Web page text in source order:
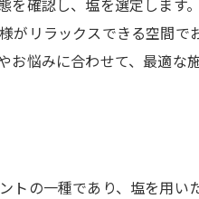
確認し、塩を選定しま
リラックスできる空間
悩みに合わせて、最適な
の一種であり、塩を用